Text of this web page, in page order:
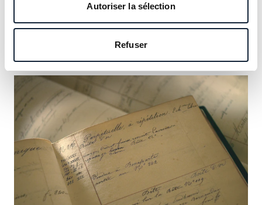
Autoriser la sélection
Refuser
notre héritage et saisissez l’occasion d’y inscrire le vôtre.